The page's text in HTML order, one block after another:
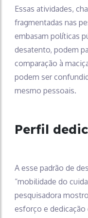
Essas atividades,
fragmentadas nas
embasam políticas
desatento, podem
comparação à
podem ser
mesmo pessoais.
Perfil
A esse padrão de
“mobilidade do
pesquisadora
esforço e